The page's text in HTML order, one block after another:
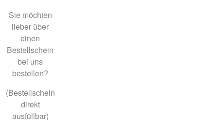
Sie möchten
lieber über
einen
Bestellschein
bei uns
bestellen?
(Bestellschein
direkt
ausfüllbar)